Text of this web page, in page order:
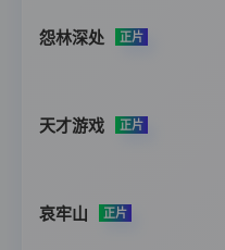
怨林深处 正片
天才游戏 正片
哀牢山 正片